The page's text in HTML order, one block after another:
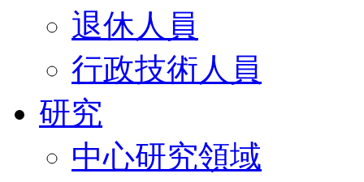
退休人員
行政技術人員
研究
中心研究領域